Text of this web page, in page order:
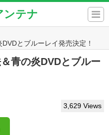
ンテナ
とブルーレイ発売決定！
青の炎DVDとブルー
3,629 Views